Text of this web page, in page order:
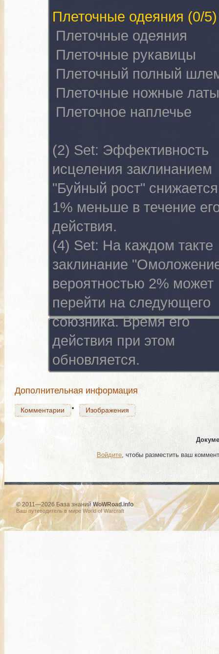
Плеточные одеяния (0/5)
Плеточные одеяния
Плеточные рукавицы
Плеточный полный
Плеточные ножные
Плеточное наплечье
(2) Set: Эффективность
исцеления заклинанием
"Буйный рост"
1% меньше в течение
действия.
(4) Set: На каждом такте
заклинание
вероятностью 2% может
перейти на следующего
союзника. Время его
действия при этом
обновляется.
Дополнительная информация
Комментарии Изображения
Комментарии Изображения
Войдите , чтобы разместить ваш
© 2011—2026 База знанийWoWRoad.info
Ваш путеводитель в мире World of Warcraft